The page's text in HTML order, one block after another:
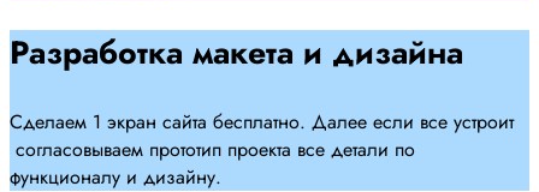
Разработка макета и дизайна
Сделаем 1 экран сайта бесплатно. Далее если все устроит
согласовываем прототип проекта все детали по
функционалу и дизайну.